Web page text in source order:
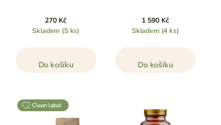
270 Kč
Skladem (5 ks)
Do košíku
1 590 Kč
Skladem (4 ks)
Do košíku
clean label